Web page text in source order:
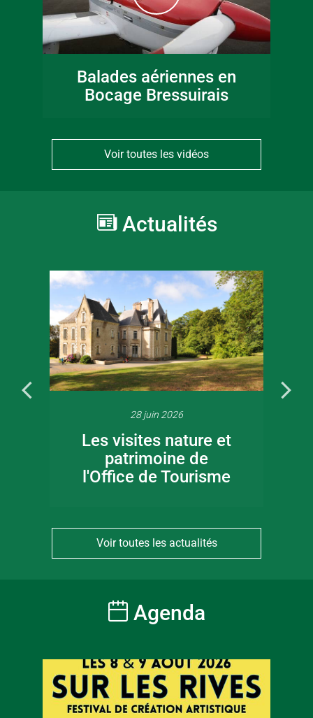
Balades aériennes en
Bocage Bressuirais
Voir toutes les vidéos
Actualités
28 juin 2026
Les visites nature et
patrimoine de
l'Office de Tourisme
Voir toutes les actualités
Agenda